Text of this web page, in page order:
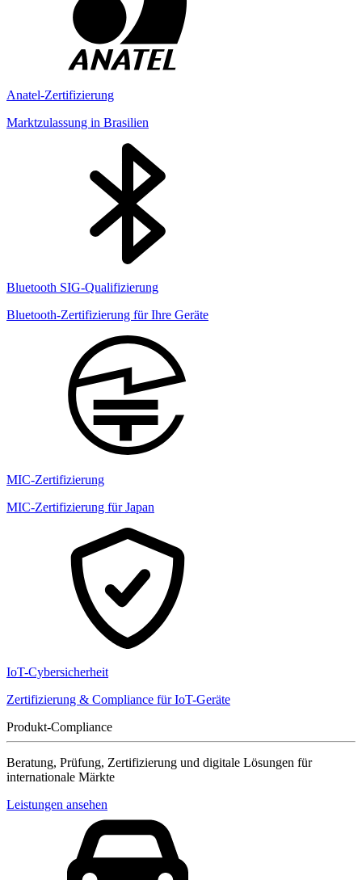
Anatel-Zertifizierung
Marktzulassung in Brasilien
Bluetooth SIG-Qualifizierung
Bluetooth-Zertifizierung für Ihre Geräte
MIC-Zertifizierung
MIC-Zertifizierung für Japan
IoT-Cybersicherheit
Zertifizierung & Compliance für IoT-Geräte
Produkt-Compliance
Beratung, Prüfung, Zertifizierung und digitale Lösungen für
internationale Märkte
Leistungen ansehen